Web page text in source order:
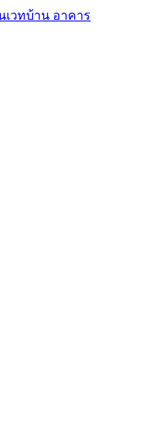
เวทบ้าน อาคาร